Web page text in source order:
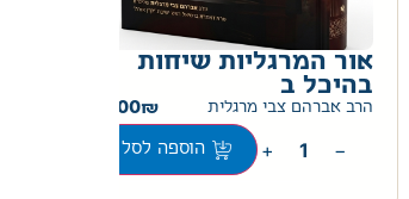
אור המרגליות שיחות
בהיכל ב
הרב אברהם צבי מרגלית 20.00
−
+ הוספה לסל